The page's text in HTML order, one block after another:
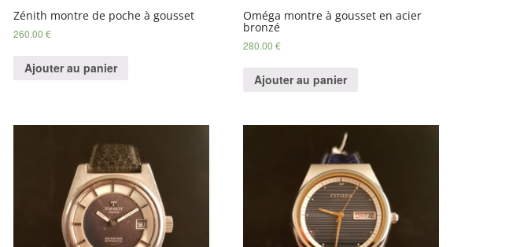
Zénith montre de poche à gousset
260.00€
Ajouter au panier
Oméga montre à gousset en acier
bronzé
280.00€
Ajouter au panier